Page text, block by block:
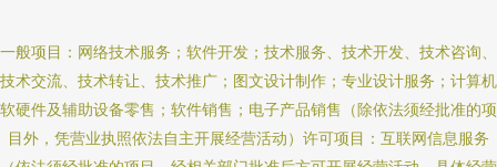
一般项目：网络技术服务；软件开发；技术服务、技术开发、技术咨询、
技术交流、技术转让、技术推广；图文设计制作；专业设计服务；计算机
软硬件及辅助设备零售；软件销售；电子产品销售（除依法须经批准的项
目外，凭营业执照依法自主开展经营活动）许可项目：互联网信息服务